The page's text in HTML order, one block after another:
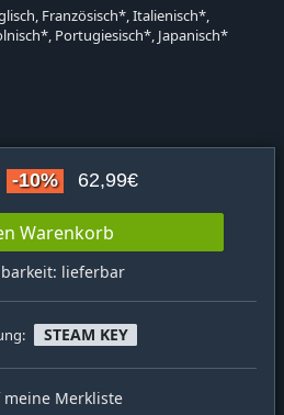
Französisch*, Italienisch*,
Portugiesisch*, Japanisch*
-10% 62,99€
Warenkorb
lieferbar
STEAM KEY
Merkliste